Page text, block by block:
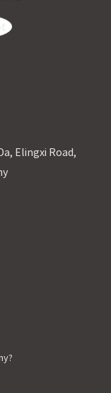
Elingxi Road,